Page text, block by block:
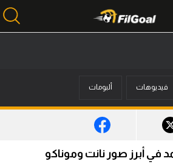
فيديوهات ألبومات
في أبرز صور نانت وموناكو